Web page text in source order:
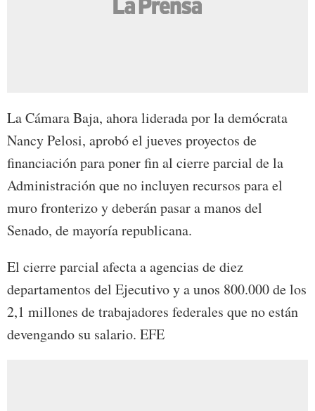
La Cámara Baja, ahora liderada por la demócrata
Nancy Pelosi, aprobó el jueves proyectos de
financiación para poner fin al cierre parcial de la
Administración que no incluyen recursos para el
muro fronterizo y deberán pasar a manos del
Senado, de mayoría republicana.
El cierre parcial afecta a agencias de diez
departamentos del Ejecutivo y a unos 800.000 de los
2,1 millones de trabajadores federales que no están
devengando su salario. EFE